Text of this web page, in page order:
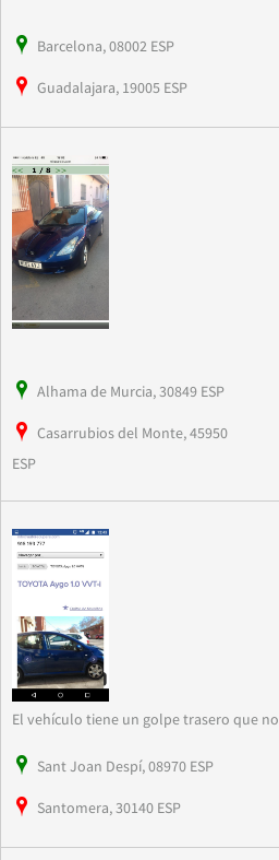
Barcelona, 08002 ESP
Guadalajara, 19005 ESP
Alhama de Murcia, 30849 ESP
Casarrubios del Monte, 45950
ESP
El vehículo tiene un golpe trasero que
Sant Joan Despí, 08970 ESP
Santomera, 30140 ESP